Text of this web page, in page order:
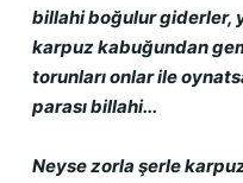
billahi boğulur giderler,
karpuz kabuğundan
torunları onlar ile
parası billahi...
Neyse zorla şerle